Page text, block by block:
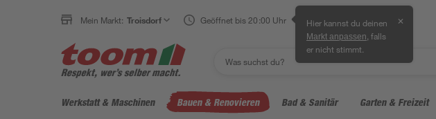
Mein Markt: Troisdorf Geöffnet bis 20:00 Uhr Hier kannst du deinen
Markt anpassen , falls
er nicht stimmt.
✕
Werkstatt & Maschinen Bauen & Renovieren Bad & Sanitär Garten & Freizeit